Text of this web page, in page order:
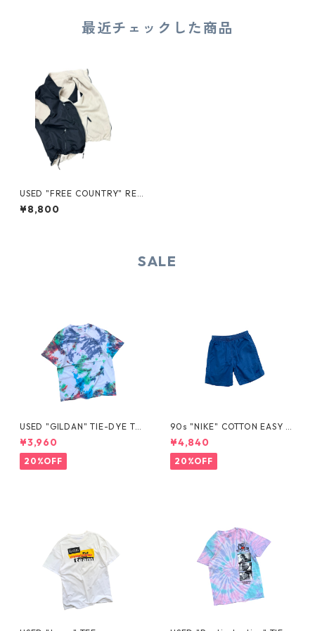
最近チェックした商品
USED "FREE COUNTRY" REV
ERSIBLE VEST
¥8,800
SALE
USED "GILDAN" TIE-DYE TE
E
¥3,960
20%OFF
90s "NIKE" COTTON EASY S
HORTS
¥4,840
20%OFF